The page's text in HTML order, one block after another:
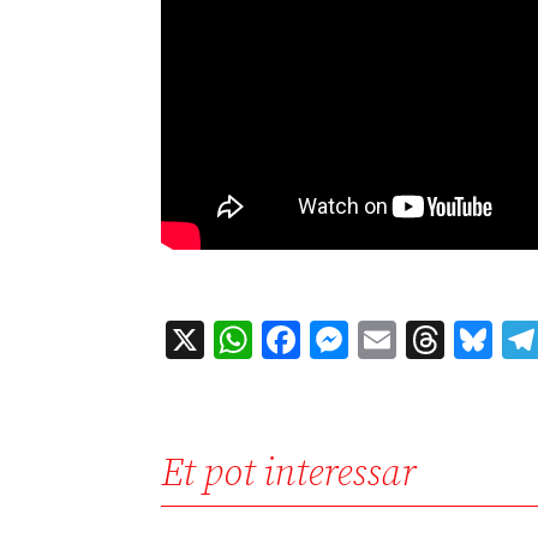
X WhatsApp
Facebook
Messenger
Email
Et pot interessar